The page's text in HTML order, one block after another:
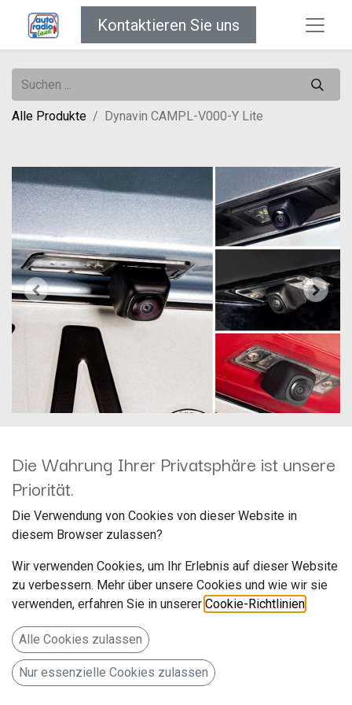
Kontaktieren Sie uns
Alle Produkte Dynavin CAMPL-V000-Y Lite
Dynavin CAMPL-V000-Y Lite
Hersteller: Dynavin
DYNAVISION OEM Kamera | Rückfahrkamera für VW Golf
Passat Tiguan Touran Polo Touareg, Skoda Octavia Superb
Fabia, Cayenne Panamera Cayman, Seat ab 2005
99,00€ Alle Preise inkl. MwSt.zzgl. Versandkosten
Die Wahrung Ihrer Privatsphäre ist unsere
Priorität.
Die Verwendung von Cookies von dieser Website in
diesem Browser zulassen?
Wir verwenden Cookies, um Ihr Erlebnis auf dieser Website
zu verbessern. Mehr über unsere Cookies und wie wir sie
verwenden, erfahren Sie in unserer Cookie-Richtlinien
Alle Cookies zulassen
Nur essenzielle Cookies zulassen